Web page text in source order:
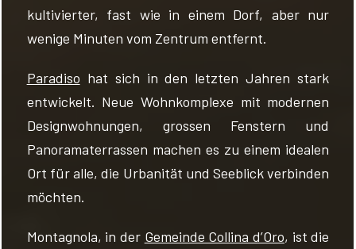
kultivierter, fast wie in einem Dorf, aber nur
wenige Minuten vom Zentrum entfernt.
Paradiso hat sich in den letzten Jahren stark
entwickelt. Neue Wohnkomplexe mit modernen
Designwohnungen, grossen Fenstern und
Panoramaterrassen machen es zu einem idealen
Ort für alle, die Urbanität und Seeblick verbinden
möchten.
Montagnola, in der Gemeinde Collina d’Oro, ist die